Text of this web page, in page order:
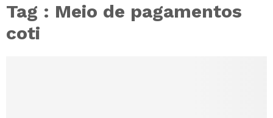
Tag : Meio de pagamentos
coti